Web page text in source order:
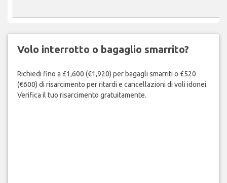
Volo interrotto o bagaglio smarrito?
Richiedi fino a £1,600 (€1,920) per bagagli smarriti o £520
(€600) di risarcimento per ritardi e cancellazioni di voli idonei.
Verifica il tuo risarcimento gratuitamente.